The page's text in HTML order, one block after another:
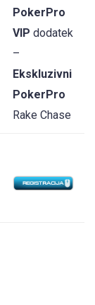
PokerPro
VIP dodatek
–
Ekskluzivni
PokerPro
Rake Chase